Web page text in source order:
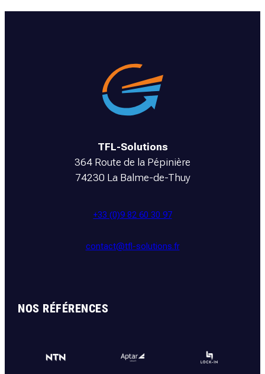
TFL-Solutions
364 Route de la Pépinière
74230 La Balme-de-Thuy
+33 (0)9 82 60 30 97
contact@tfl-solutions.fr
NOS RÉFÉRENCES